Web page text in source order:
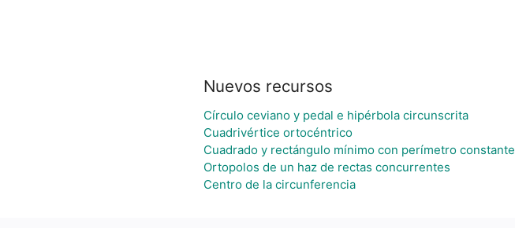
Nuevos recursos
Círculo ceviano y pedal e hipérbola circunscrita
Cuadrivértice ortocéntrico
Cuadrado y rectángulo mínimo con perímetro constante
Ortopolos de un haz de rectas concurrentes
Centro de la circunferencia